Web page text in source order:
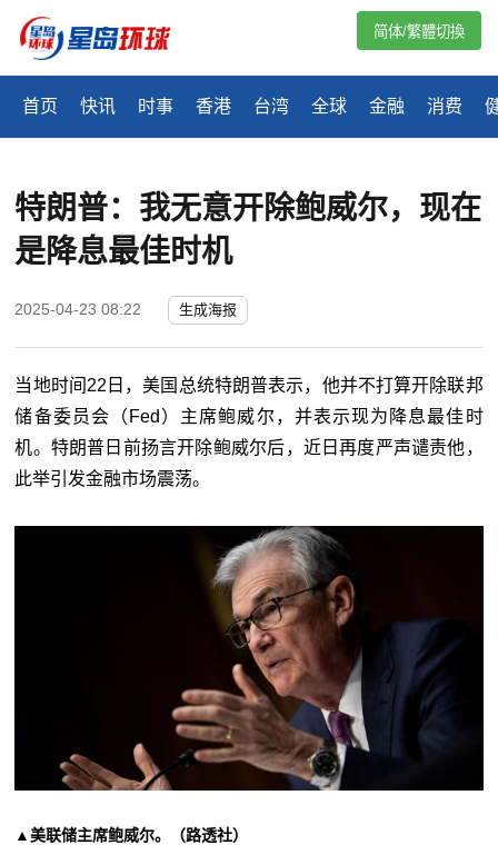
首页 快讯 时事 香港 台湾 全球 金融 消费
简体/繁體切換
特朗普：我无意开除鲍威尔，现在
是降息最佳时机
2025-04-23 08:22 生成海报
当地时间 22日，美国总统特朗普表示，他并不打算开除联邦
储备委员会（Fed）主席鲍威尔，并表示现为降息最佳时
机。特朗普日前扬言开除鲍威尔后，近日再度严声谴责他，
此举引发金融市场震荡。
▲美联储主席鲍威尔。（路透社）